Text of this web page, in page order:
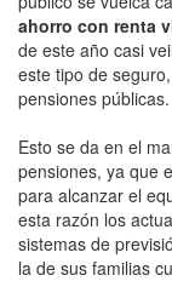
ahorro con renta
de este año casi
este tipo de
pensiones públicas.
Esto se da en el
pensiones, ya que
para alcanzar el
esta razón los
sistemas de
la de sus familias